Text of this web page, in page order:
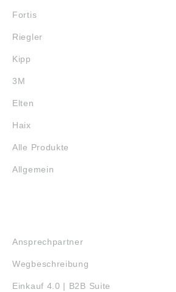
Fortis
Riegler
Kipp
3M
Elten
Haix
Alle Produkte
Allgemein
Ansprechpartner
Wegbeschreibung
Einkauf 4.0 | B2B Suite